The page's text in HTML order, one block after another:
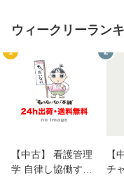
ウィークリーラン
1
【中古】 看護管理
学 自律し協働する
2
【
チ